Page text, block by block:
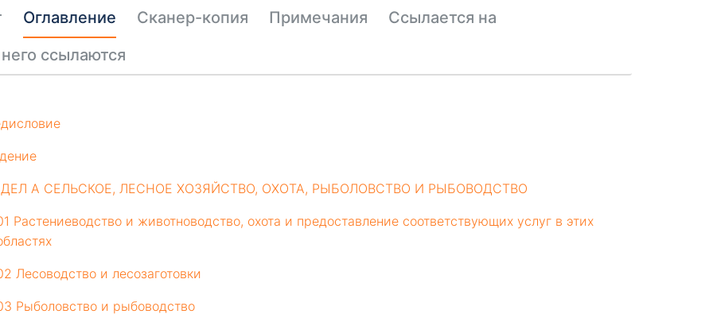
Оглавление Сканер-копия Примечания
Ссылается на
ссылаются
A СЕЛЬСКОЕ, ЛЕСНОЕ ХОЗЯЙСТВО, ОХОТА, РЫБОЛОВСТВО И РЫБОВОДСТВО
Растениеводство и животноводство, охота и предоставление соответствующих услуг в этих
Лесоводство и лесозаготовки
Рыболовство и рыбоводство